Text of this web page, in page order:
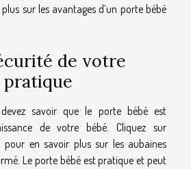
sur les avantages d’un porte bébé
de votre
savoir que le porte bébé est
de votre bébé. Cliquez sur
pour en savoir plus sur les aubaines
Le porte bébé est pratique et peut